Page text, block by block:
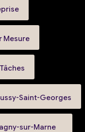
Mesure
Saint-Georges
sur-Marne